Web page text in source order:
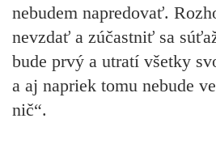
nebudem napredovať.
nevzdať a zúčastniť sa
bude prvý a utratí všetky
a aj napriek tomu nebude
nič“.